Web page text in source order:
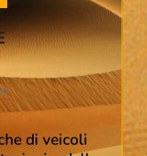
di veicoli